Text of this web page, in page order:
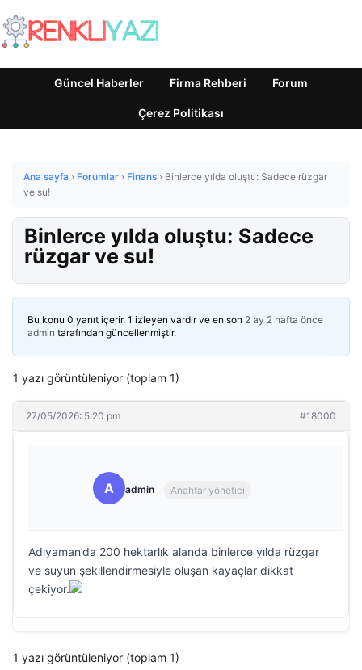
Güncel Haberler Firma Rehberi Forum
Çerez Politikası
Ana sayfa › Forumlar › Finans › Binlerce yılda oluştu: Sadece rüzgar
ve su!
Binlerce yılda oluştu: Sadece
rüzgar ve su!
Bu konu 0 yanıt içerir, 1 izleyen vardır ve en son 2 ay 2 hafta önce
admin tarafından güncellenmiştir.
1 yazı görüntüleniyor (toplam 1)
27/05/2026: 5:20 pm #18000
A admin Anahtar yönetici
Adıyaman’da 200 hektarlık alanda binlerce yılda rüzgar
ve suyun şekillendirmesiyle oluşan kayaçlar dikkat
çekiyor.
1 yazı görüntüleniyor (toplam 1)